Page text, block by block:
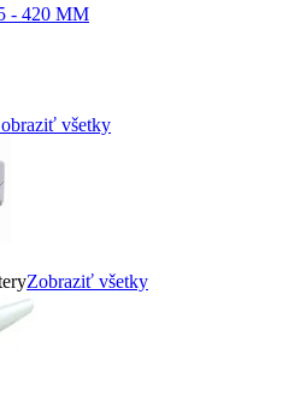
všetky
Zobraziť všetky